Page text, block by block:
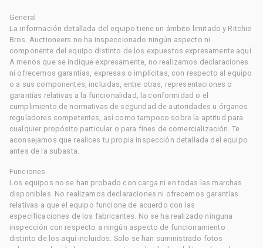
General
La información detallada del equipo tiene un ámbito limitado y Ritchie
Bros. Auctioneers no ha inspeccionado ningún aspecto ni
componente del equipo distinto de los expuestos expresamente aquí.
A menos que se indique expresamente, no realizamos declaraciones
ni ofrecemos garantías, expresas o implícitas, con respecto al equipo
o a sus componentes, incluidas, entre otras, representaciones o
garantías relativas a la funcionalidad, la conformidad o el
cumplimiento de normativas de seguridad de autoridades u órganos
reguladores competentes, así como tampoco sobre la aptitud para
cualquier propósito particular o para fines de comercialización. Te
aconsejamos que realices tu propia inspección detallada del equipo
antes de la subasta.
Funciones
Los equipos no se han probado con carga ni en todas las marchas
disponibles. No realizamos declaraciones ni ofrecemos garantías
relativas a que el equipo funcione de acuerdo con las
especificaciones de los fabricantes. No se ha realizado ninguna
inspección con respecto a ningún aspecto de funcionamiento
distinto de los aquí incluidos. Solo se han suministrado fotos